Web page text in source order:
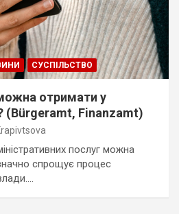
СУСПІЛЬСТВО
отримати у
(Bürgeramt, Finanzamt)
послуг можна
спрощує процес